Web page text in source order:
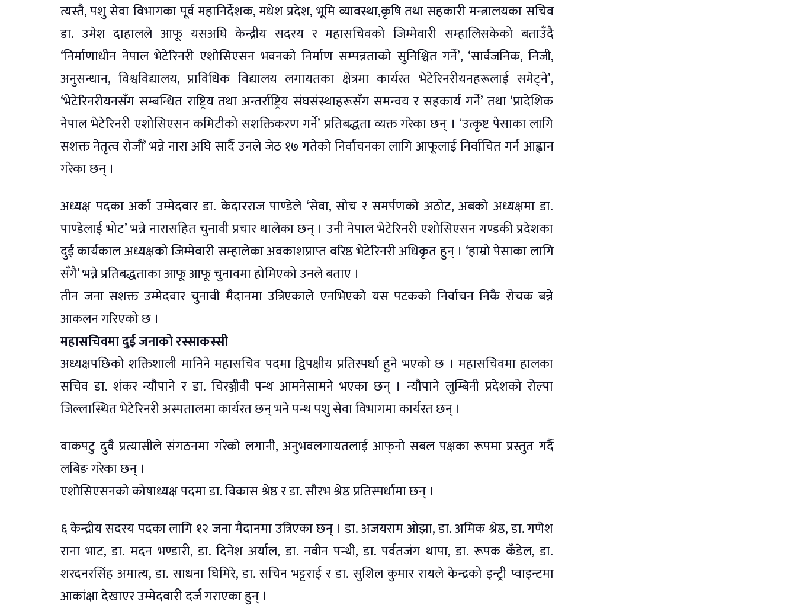
त्यस्तै, पशु सेवा विभागका पूर्व महानिर्देशक, मधेश प्रदेश, भूमि व्यावस्था,कृषि तथा सहकारी मन्त्रालयका सचिव
डा. उमेश दाहालले आफू यसअघि केन्द्रीय सदस्य र महासचिवको जिम्मेवारी सम्हालिसकेको बताउँदै
‘निर्माणाधीन नेपाल भेटेरिनरी एशोसिएसन भवनको निर्माण सम्पन्नताको सुनिश्चित गर्ने’, ‘सार्वजनिक, निजी,
अनुसन्धान, विश्वविद्यालय, प्राविधिक विद्यालय लगायतका क्षेत्रमा कार्यरत भेटेरिनरीयनहरूलाई समेट्ने’,
‘भेटेरिनरीयनसँग सम्बन्धित राष्ट्रिय तथा अन्तर्राष्ट्रिय संघसंस्थाहरूसँग समन्वय र सहकार्य गर्ने’ तथा ‘प्रादेशिक
नेपाल भेटेरिनरी एशोसिएसन कमिटीको सशक्तिकरण गर्ने’ प्रतिबद्धता व्यक्त गरेका छन् । ‘उत्कृष्ट पेसाका लागि
सशक्त नेतृत्व रोजौं’ भन्ने नारा अघि सार्दै उनले जेठ १७ गतेको निर्वाचनका लागि आफूलाई निर्वाचित गर्न आह्वान
गरेका छन् ।
अध्यक्ष पदका अर्का उम्मेदवार डा. केदारराज पाण्डेले ‘सेवा, सोच र समर्पणको अठोट, अबको अध्यक्षमा डा.
पाण्डेलाई भोट’ भन्ने नारासहित चुनावी प्रचार थालेका छन् । उनी नेपाल भेटेरिनरी एशोसिएसन गण्डकी प्रदेशका
दुई कार्यकाल अध्यक्षको जिम्मेवारी सम्हालेका अवकाशप्राप्त वरिष्ठ भेटेरिनरी अधिकृत हुन् । ‘हाम्रो पेसाका लागि
सँगै’ भन्ने प्रतिबद्धताका आफू आफू चुनावमा होमिएको उनले बताए ।
तीन जना सशक्त उम्मेदवार चुनावी मैदानमा उत्रिएकाले एनभिएको यस पटकको निर्वाचन निकै रोचक बन्ने
आकलन गरिएको छ ।
महासचिवमा दुई जनाको रस्साकस्सी
अध्यक्षपछिको शक्तिशाली मानिने महासचिव पदमा द्विपक्षीय प्रतिस्पर्धा हुने भएको छ । महासचिवमा हालका
सचिव डा. शंकर न्यौपाने र डा. चिरञ्जीवी पन्थ आमनेसामने भएका छन् । न्यौपाने लुम्बिनी प्रदेशको रोल्पा
जिल्लास्थित भेटेरिनरी अस्पतालमा कार्यरत छन् भने पन्थ पशु सेवा विभागमा कार्यरत छन् ।
वाकपटु दुवै प्रत्यासीले संगठनमा गरेको लगानी, अनुभवलगायतलाई आफ्‌नो सबल पक्षका रूपमा प्रस्तुत गर्दै
लबिङ गरेका छन् ।
एशोसिएसनको कोषाध्यक्ष पदमा डा. विकास श्रेष्ठ र डा. सौरभ श्रेष्ठ प्रतिस्पर्धामा छन् ।
६ केन्द्रीय सदस्य पदका लागि १२ जना मैदानमा उत्रिएका छन् । डा. अजयराम ओझा, डा. अमिक श्रेष्ठ, डा. गणेश
राना भाट, डा. मदन भण्डारी, डा. दिनेश अर्याल, डा. नवीन पन्थी, डा. पर्वतजंग थापा, डा. रूपक कँडेल, डा.
शरदनरसिंह अमात्य, डा. साधना घिमिरे, डा. सचिन भट्टराई र डा. सुशिल कुमार रायले केन्द्रको इन्ट्री प्वाइन्टमा
आकांक्षा देखाएर उम्मेदवारी दर्ज गराएका हुन् ।